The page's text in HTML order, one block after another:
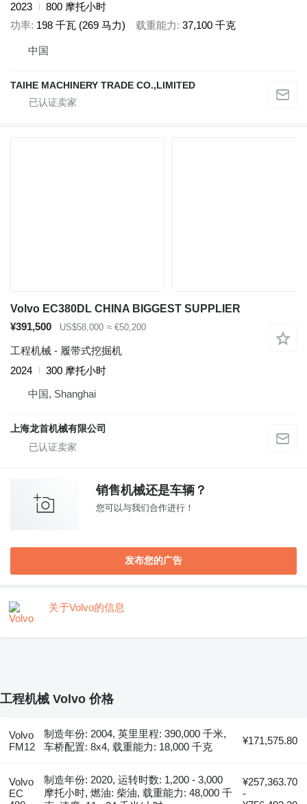
2023
800 摩托小时
功率 198 千瓦 (269 马力) 载重能力 37,100 千克
中国
TAIHE MACHINERY TRADE CO.,LIMITED
Volvo EC380DL CHINA BIGGEST SUPPLIER
¥391,500
US$58,000 ≈ €50,200
工程机械 - 履带式挖掘机
2024
300 摩托小时
中国, Shanghai
上海龙首机械有限公司
销售机械还是车辆？
您可以与我们合作进行！
发布您的广告
关于Volvo的信息
工程机械 Volvo 价格
Volvo
FM12
制造年份: 2004, 英里里程: 390,000 千米,
车桥配置: 8x4, 载重能力: 18,000 千克
¥171,575.80
Volvo
EC
制造年份: 2020, 运转时数: 1,200 - 3,000
摩托小时, 燃油: 柴油, 载重能力: 48,000 千
¥257,363.70
-